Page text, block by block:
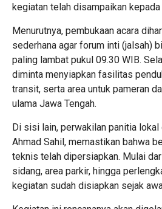
kegiatan telah disampaikan
Menurutnya, pembukaan acara
sederhana agar forum inti (jalsah)
paling lambat pukul 09.30 WIB.
diminta menyiapkan fasilitas
transit, serta area untuk pameran
ulama Jawa Tengah.
Di sisi lain, perwakilan panitia lokal
Ahmad Sahil, memastikan bahwa
teknis telah dipersiapkan. Mulai
sidang, area parkir, hingga
kegiatan sudah disiapkan sejak